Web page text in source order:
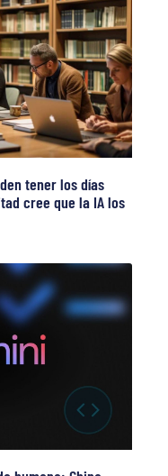
tener los días
cree que la IA los